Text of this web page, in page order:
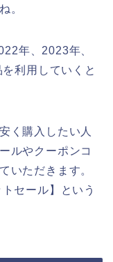
。
年、2023年、
利用していくと
く購入したい人
ルやクーポンコ
いただきます。
セール】という